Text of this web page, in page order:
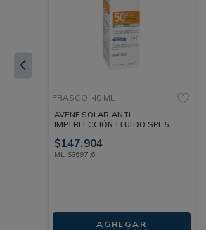
FRASCO 40 ML
AVENE SOLAR ANTI-
IMPERFECCIÓN FLUIDO SPF 50
$147.904
ML $3697 ,6
AGREGAR